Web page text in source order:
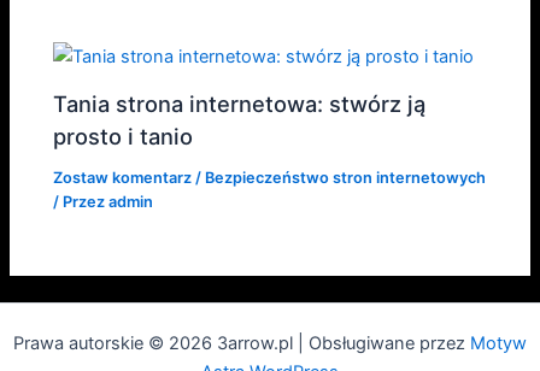
Tania strona internetowa: stwórz ją
prosto i tanio
Zostaw komentarz / Bezpieczeństwo stron internetowych
/ Przezadmin
Prawa autorskie © 2026 3arrow.pl | Obsługiwane przez Motyw